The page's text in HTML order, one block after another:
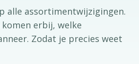
alle assortimentwijzigingen.
erbij, welke
Zodat je precies weet